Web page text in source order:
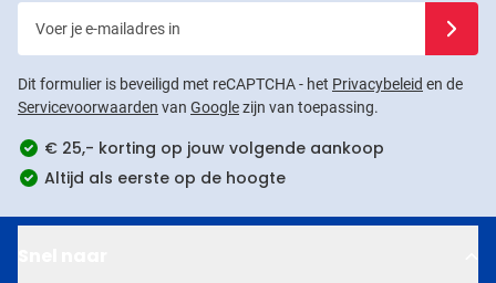
Dit formulier is beveiligd met reCAPTCHA - het Privacybeleid en de
Servicevoorwaarden van Googlezijn van toepassing.
€ 25,- korting op jouw volgende aankoop
Altijd als eerste op de hoogte